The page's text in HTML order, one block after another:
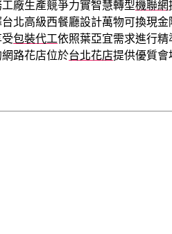
廠生產競爭力實智慧轉型機聯網
北高級西餐廳設計萬物可換現金
包裝代工依照葉亞宜需求進行精
路花店位於台北花店提供優質會